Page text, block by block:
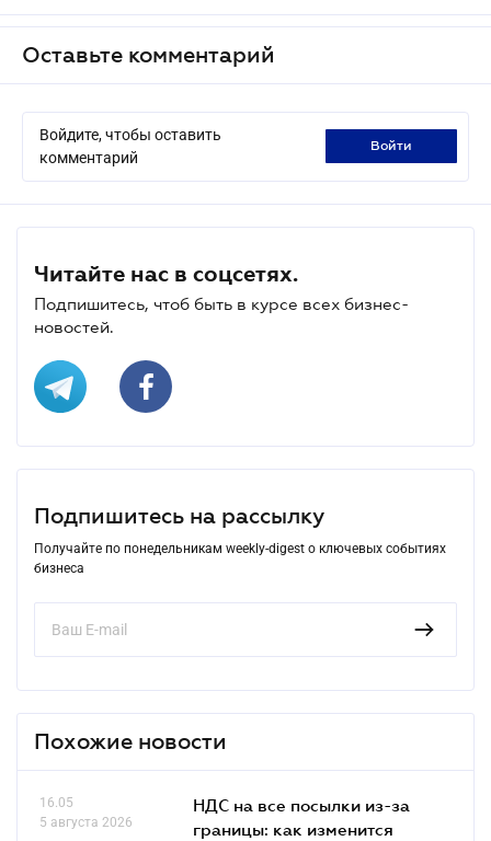
Оставьте комментарий
Войдите, чтобы оставить
комментарий
войти
Читайте нас в соцсетях.
Подпишитесь, чтоб быть в курсе всех бизнес-
новостей.
Подпишитесь на рассылку
Получайте по понедельникам weekly-digest о ключевых событиях
бизнеса
Похожие новости
16.05
5 августа 2026
НДС на все посылки из-за
границы: как изменится